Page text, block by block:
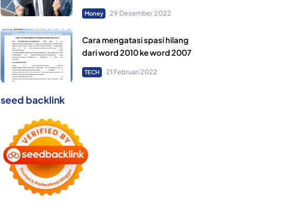
Money 29 Desember 2022
Cara mengatasi spasi hilang
dari word 2010 ke word 2007
TECH 21 Februari 2022
seed backlink